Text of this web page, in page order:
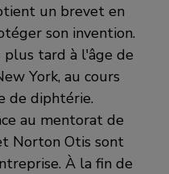
un brevet en
son invention.
tard à l'âge de
York, au cours
de diphtérie.
au mentorat de
Norton Otis sont
À la fin de
nommée
General machine
subit par la suite
de nom. Cette
Otis changent
Otis Frères &